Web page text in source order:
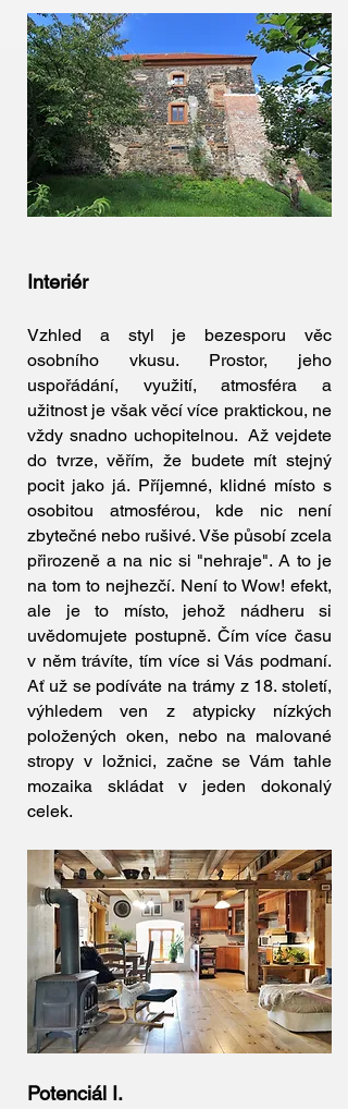
Interiér
Vzhled a styl je bezesporu věc
osobního vkusu. Prostor, jeho
uspořádání, využití, atmosféra a
užitnost je však věcí více praktickou, ne
vždy snadno uchopitelnou. Až vejdete
do tvrze, věřím, že budete mít stejný
pocit jako já. Příjemné, klidné místo s
osobitou atmosférou, kde nic není
zbytečné nebo rušivé. Vše působí zcela
přirozeně a na nic si "nehraje". A to je
na tom to nejhezčí. Není to Wow! efekt,
ale je to místo, jehož nádheru si
uvědomujete postupně. Čím více času
v něm trávíte, tím více si Vás podmaní.
Ať už se podíváte na trámy z 18. století,
výhledem ven z atypicky nízkých
položených oken, nebo na malované
stropy v ložnici, začne se Vám tahle
mozaika skládat v jeden dokonalý
celek.
Potenciál I.